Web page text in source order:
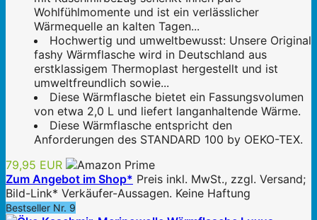
Wohlfühlmomente und ist ein verlässlicher
Wärmequelle an kalten Tagen...
Hochwertig und umweltbewusst: Unsere Original
fashy Wärmflasche wird in Deutschland aus
erstklassigem Thermoplast hergestellt und ist
umweltfreundlich sowie...
Diese Wärmflasche bietet ein Fassungsvolumen
von etwa 2,0 L und liefert langanhaltende Wärme.
Diese Wärmflasche entspricht den
Anforderungen des STANDARD 100 by OEKO-TEX.
79,95 EUR
Zum Angebot im Shop* Preis inkl. MwSt., zzgl. Versand;
Bild-Link* Verkäufer-Aussagen. Keine Haftung
Bestseller Nr. 9